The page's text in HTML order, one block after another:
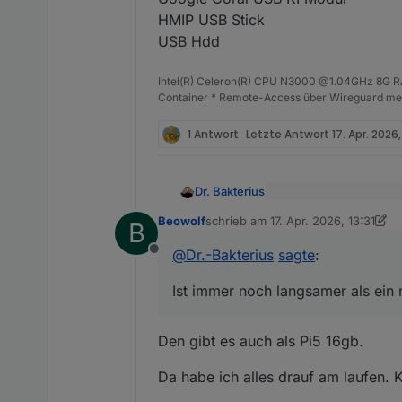
HMIP USB Stick
USB Hdd
Intel(R) Celeron(R) CPU N3000 @1.04GHz
Container * Remote-Access über Wireguard
1 Antwort Letzte Antwort 17. Apr. 2026,
Dr. Bakterius
noch ein Netzteil, ein
hört).
immer noch die
B
Offline
Beowolfschrieb am 17. Apr. 2026, 13:31
zuletzt editiert von Beowolf
@Dr.-Bakterius sagte:
Ist immer noch langsamer als ein
Den gibt es auch als Pi5 16gb.
Da habe ich alles drauf am laufen.